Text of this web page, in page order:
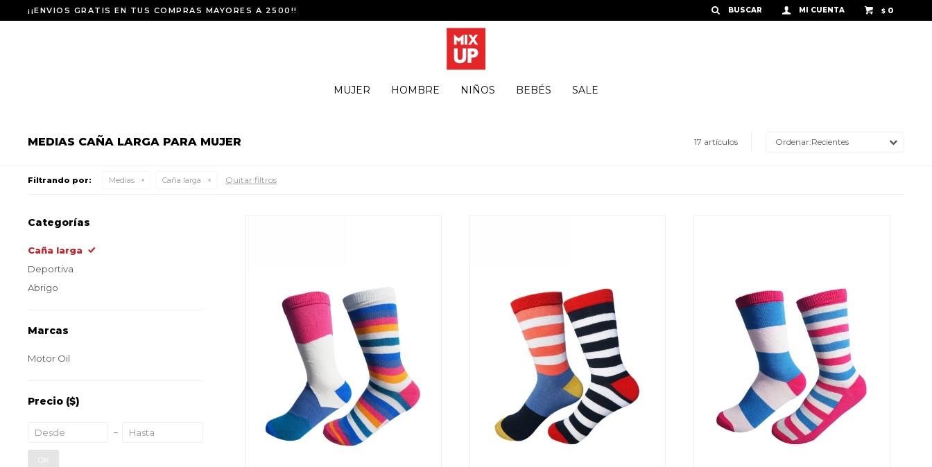
MUJER HOMBRE NIÑOS BEBÉS SALE
$ 0
¡¡ENVIOS GRATIS EN TUS COMPRAS MAYORES A 2500!!
MEDIAS CAÑA LARGA PARA MUJER 17 artículos Recientes
Filtrando por: Medias Caña larga Quitar filtros
Categorías
Caña larga
Deportiva
Abrigo
Marcas
Motor Oil
Precio ($)
OK